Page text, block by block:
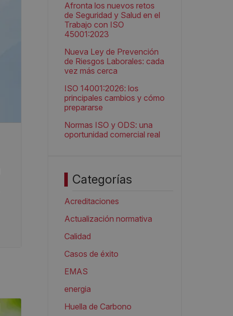
Afronta los nuevos retos
de Seguridad y Salud en el
Trabajo con ISO
45001:2023
Nueva Ley de Prevención
de Riesgos Laborales: cada
vez más cerca
ISO 14001:2026: los
principales cambios y cómo
prepararse
Normas ISO y ODS: una
oportunidad comercial real
Categorías
Acreditaciones
Actualización normativa
Calidad
Casos de éxito
EMAS
energia
Huella de Carbono